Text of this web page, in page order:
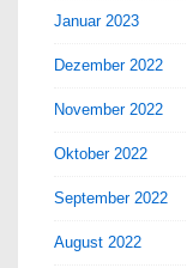
Januar 2023
Dezember 2022
November 2022
Oktober 2022
September 2022
August 2022